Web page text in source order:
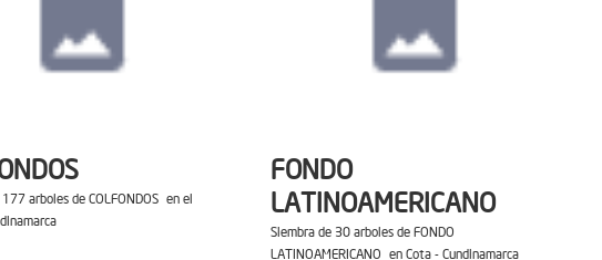
arboles de COLFONDOS en el
FONDO
LATINOAMERICANO
Siembra de 30 arboles de FONDO
LATINOAMERICANO en Cota - Cundinamarca